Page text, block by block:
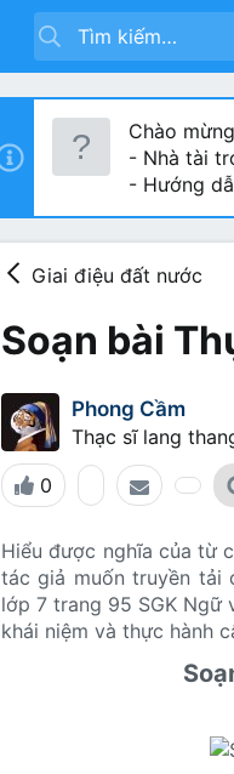
Chào
- Nhà tài
- Hướng
Giai điệu đất nước
Soạn bài
Phong Cầm
Thạc sĩ lang
0
Hiểu được nghĩa của từ
tác giả muốn truyền tải
lớp 7 trang 95 SGK Ngữ
khái niệm và thực hành